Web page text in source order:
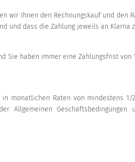
wir Ihnen den Rechnungskauf und
und dass die Zahlung jeweils an Klarna
haben immer eine Zahlungsfrist von
monatlichen Raten von mindestens
Allgemeinen